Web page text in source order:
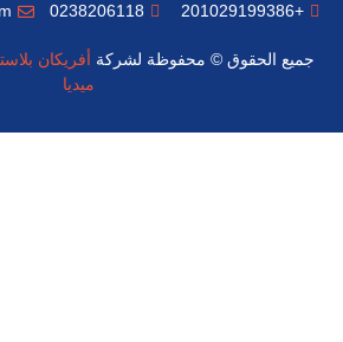
جميع الحقوق © محفوظة لشركة أفريكان
ميديا
+201029199386
0238206118